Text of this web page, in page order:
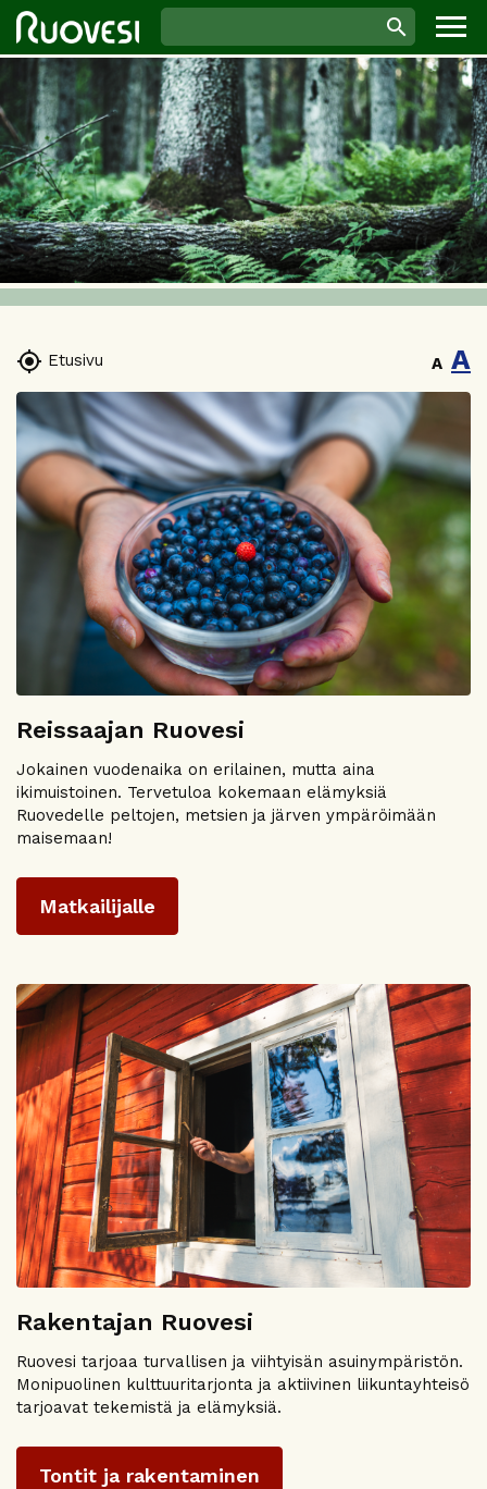
 Etusivu A A
Reissaajan Ruovesi
Jokainen vuodenaika on erilainen, mutta aina
ikimuistoinen. Tervetuloa kokemaan elämyksiä
Ruovedelle peltojen, metsien ja järven ympäröimään
maisemaan!
Matkailijalle
Rakentajan Ruovesi
Ruovesi tarjoaa turvallisen ja viihtyisän asuinympäristön.
Monipuolinen kulttuuritarjonta ja aktiivinen liikuntayhteisö
tarjoavat tekemistä ja elämyksiä.
Tontit ja rakentaminen